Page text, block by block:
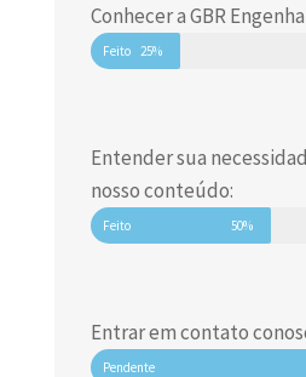
Conhecer a GBR
Feito 25%
Entender sua
nosso conteúdo:
Feito 50%
Entrar em contato
Pendente